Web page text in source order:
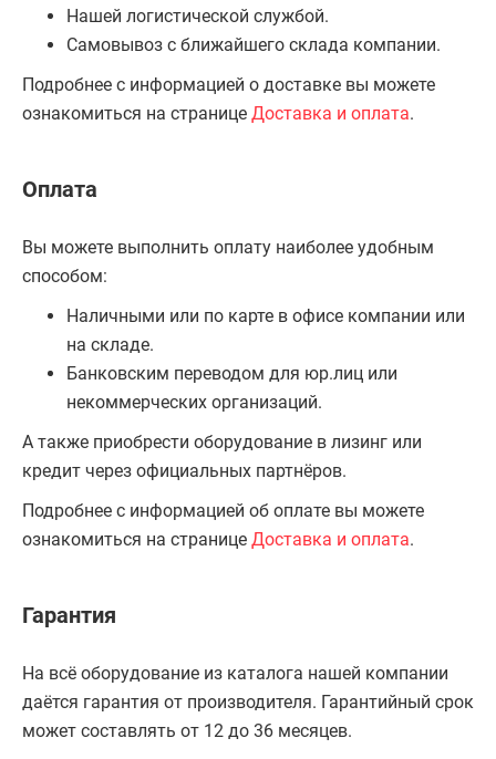
Нашей логистической службой.
Самовывоз с ближайшего склада компании.
Подробнее с информацией о доставке вы можете
ознакомиться на странице Доставка и оплата.
Оплата
Вы можете выполнить оплату наиболее удобным
способом:
Наличными или по карте в офисе компании или
на складе.
Банковским переводом для юр.лиц или
некоммерческих организаций.
А также приобрести оборудование в лизинг или
кредит через официальных партнёров.
Подробнее с информацией об оплате вы можете
ознакомиться на странице Доставка и оплата.
Гарантия
На всё оборудование из каталога нашей компании
даётся гарантия от производителя. Гарантийный срок
может составлять от 12 до 36 месяцев.